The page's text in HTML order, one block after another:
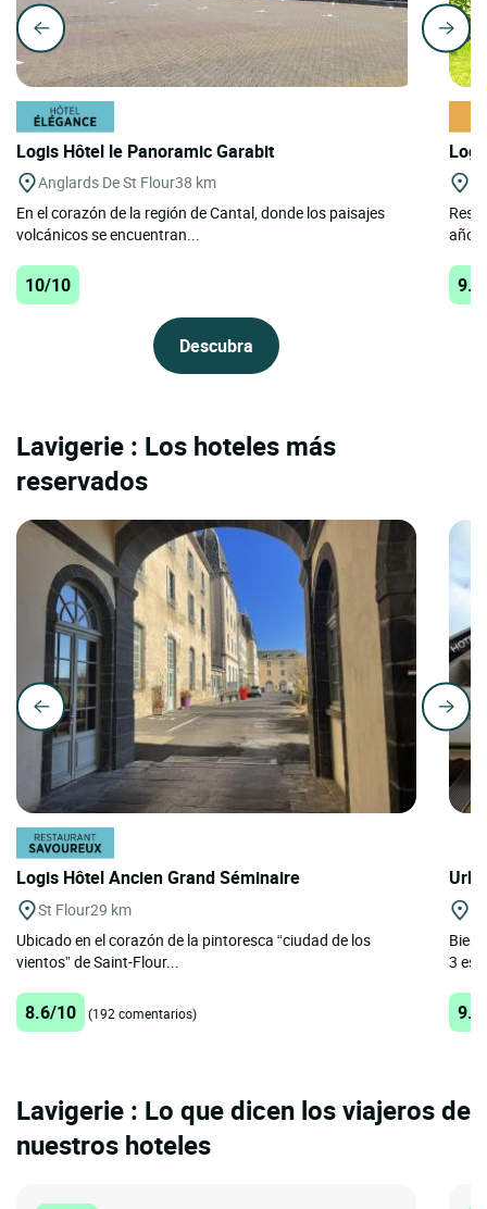
Logis Hôtel le Panoramic Garabit
Anglards De St Flour38 km
En el corazón de la región de Cantal, donde los paisajes
volcánicos se encuentran...
10/10
Descubra
Lavigerie : Los hoteles más
reservados
Logis Hôtel Ancien Grand Séminaire
St Flour29 km
Ubicado en el corazón de la pintoresca “ciudad de los
vientos” de Saint-Flour...
8.6/10 (192 comentarios)
3
Lavigerie : Lo que dicen los viajeros de
nuestros hoteles